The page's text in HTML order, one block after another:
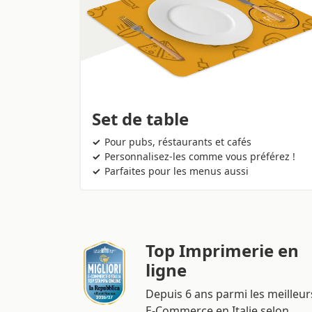
Set de table
Pour pubs, réstaurants et cafés
Personnalisez-les comme vous préférez !
Parfaites pour les menus aussi
Top Imprimerie en
ligne
Depuis 6 ans parmi les